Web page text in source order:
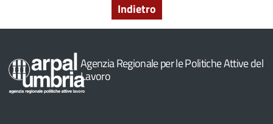
Indietro
Agenzia Regionale per le Politiche Attive del
Lavoro